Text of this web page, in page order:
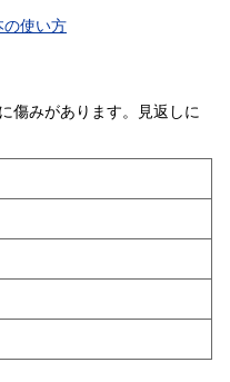
の使い方
傷みがあります。見返しに